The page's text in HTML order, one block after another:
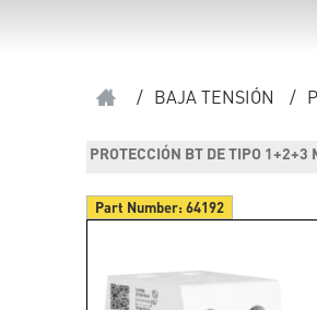
/ BAJA TENSIÓN /
PROTECCIÓN BT DE TIPO 1+2+3
Part Number:64192